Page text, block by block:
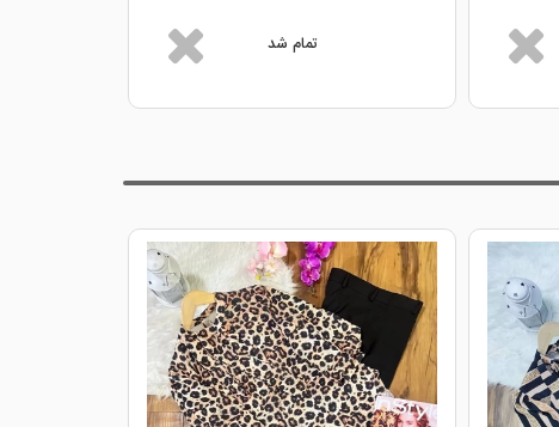
تمام شد